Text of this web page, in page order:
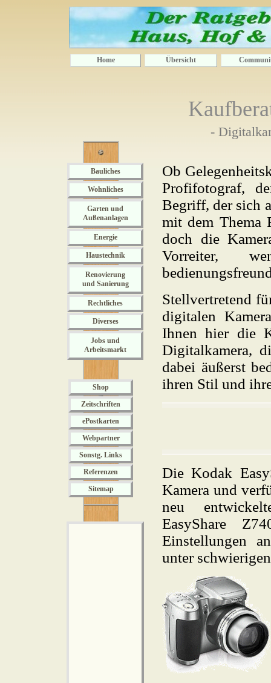
Home Übersicht
-
Bauliches
Wohnliches
Garten und
Außenanlagen
Energie
Haustechnik
Renovierung
und Sanierung
Rechtliches
Diverses
Jobs und
Arbeitsmarkt
Shop
Zeitschriften
ePostkarten
Webpartner
Sonstg. Links
Referenzen
Sitemap
Ob
Profifotograf,
Begriff, der sich
mit dem Thema
doch die
Vorreiter,
Stellvertretend
digitalen
Ihnen hier die
Digitalkamera,
dabei äußerst
ihren Stil und
Die Kodak
Kamera und
neu
EasyShare
Einstellungen
unter